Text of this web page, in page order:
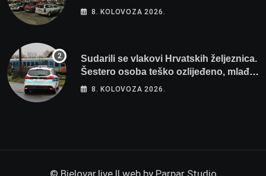
80 tisuća eura
8. KOLOVOZA 2026.
Sudarili se vlakovi Hrvatskih željeznica.
Šestero osoba teško ozlijeđeno, mlađa
žena na intenzivnoj
8. KOLOVOZA 2026.
© Bjelovar.live || web by Parpar Studio